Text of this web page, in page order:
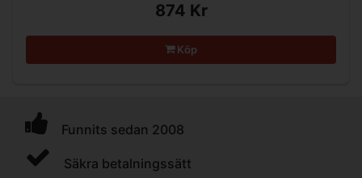
874 Kr
Köp
Funnits sedan 2008
Säkra betalningssätt